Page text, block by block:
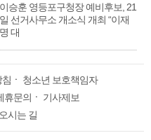
이승훈 영등포구청장 예비후보, 21
일 선거사무소 개소식 개최 “이재
명 대
ㆍ 청소년 보호책임자
휴문의 ㆍ 기사제보
오시는 길